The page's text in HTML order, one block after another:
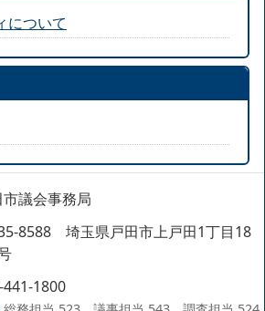
について
市議会事務局
8588 埼玉県戸田市上戸田1丁目18
1800